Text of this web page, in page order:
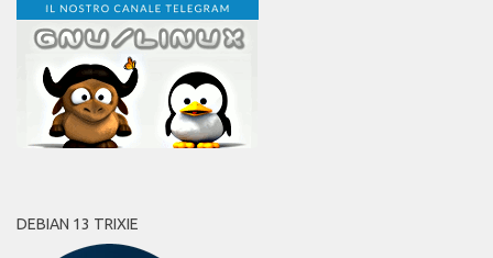
DEBIAN 13 TRIXIE